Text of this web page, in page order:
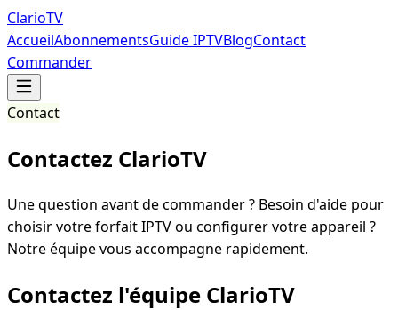
ClarioTV
AccueilAbonnementsGuide IPTVBlogContact
Commander
Contact
Contactez ClarioTV
Une question avant de commander ? Besoin d'aide pour
choisir votre forfait IPTV ou configurer votre appareil ?
Notre équipe vous accompagne rapidement.
Contactez l'équipe ClarioTV